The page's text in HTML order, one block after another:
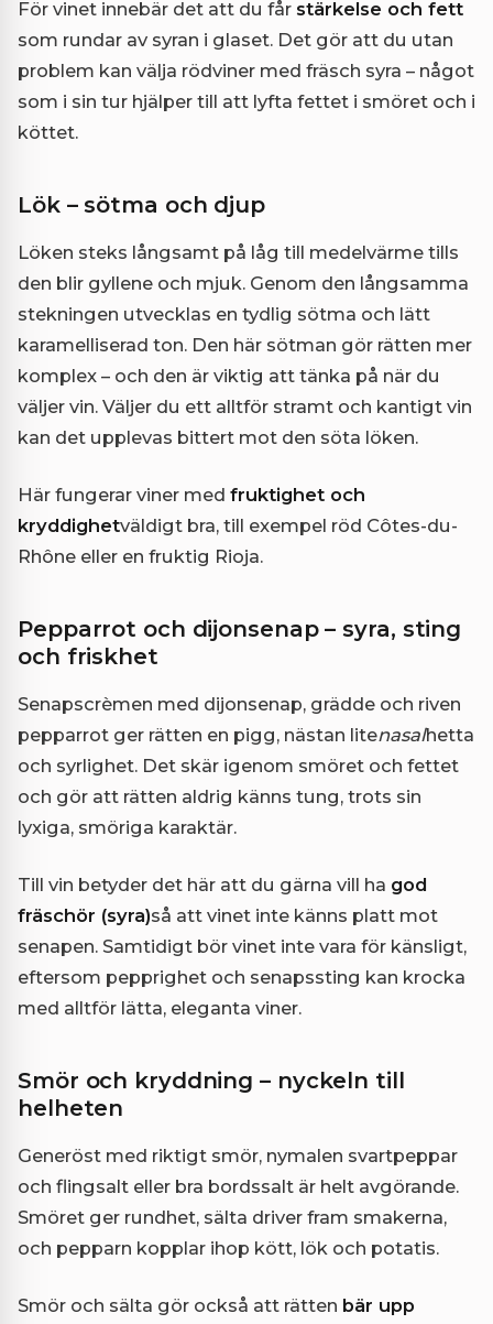
För vinet innebär det att du får stärkelse och fett
som rundar av syran i glaset. Det gör att du utan
problem kan välja rödviner med fräsch syra – något
som i sin tur hjälper till att lyfta fettet i smöret och i
köttet.
Lök – sötma och djup
Löken steks långsamt på låg till medelvärme tills
den blir gyllene och mjuk. Genom den långsamma
stekningen utvecklas en tydlig sötma och lätt
karamelliserad ton. Den här sötman gör rätten mer
komplex – och den är viktig att tänka på när du
väljer vin. Väljer du ett alltför stramt och kantigt vin
kan det upplevas bittert mot den söta löken.
Här fungerar viner med fruktighet och
kryddighetväldigt bra, till exempel röd Côtes-du-
Rhône eller en fruktig Rioja.
Pepparrot och dijonsenap – syra, sting
och friskhet
Senapscrèmen med dijonsenap, grädde och riven
pepparrot ger rätten en pigg, nästan litenasalhetta
och syrlighet. Det skär igenom smöret och fettet
och gör att rätten aldrig känns tung, trots sin
lyxiga, smöriga karaktär.
Till vin betyder det här att du gärna vill ha god
fräschör (syra)så att vinet inte känns platt mot
senapen. Samtidigt bör vinet inte vara för känsligt,
eftersom pepprighet och senapssting kan krocka
med alltför lätta, eleganta viner.
Smör och kryddning – nyckeln till
helheten
Generöst med riktigt smör, nymalen svartpeppar
och flingsalt eller bra bordssalt är helt avgörande.
Smöret ger rundhet, sälta driver fram smakerna,
och pepparn kopplar ihop kött, lök och potatis.
Smör och sälta gör också att rätten bär upp